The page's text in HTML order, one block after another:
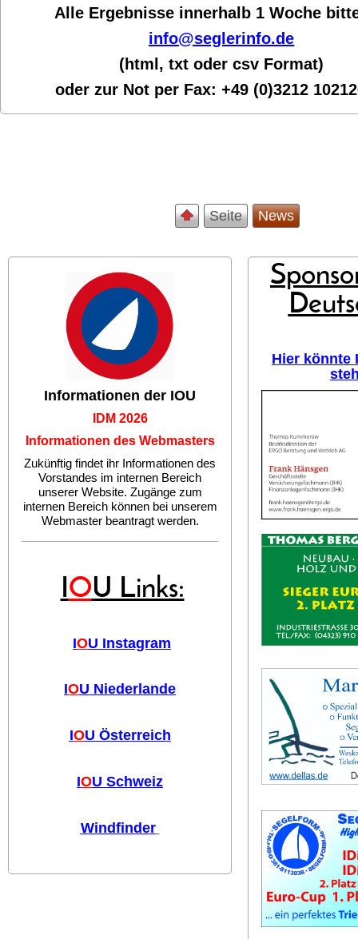
Alle Ergebnisse innerhalb 1 Woche bit
info@seglerinfo.de
(html, txt oder csv Format)
oder zur Not per Fax:+49 (0)3212
Seite News
Informationen der IOU
IDM 2026
Informationen des Webmasters
Zukünftig findet ihr Informationen des
Vorstandes im internen Bereich
unserer Website. Zugänge zum
internen Bereich können bei unserem
Webmaster beantragt werden.
IOU Links:
IOU Instagram
IOU Niederlande
IOU Österreich
IOU Schweiz
Windfinder
Hier könnte